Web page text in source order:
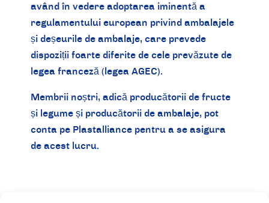
având în vedere adoptarea iminentă a
regulamentului european privind ambalajele
și deșeurile de ambalaje, care prevede
dispoziții foarte diferite de cele prevăzute de
legea franceză (legea AGEC).
Membrii noștri, adică producătorii de fructe
și legume și producătorii de ambalaje, pot
conta pe Plastalliance pentru a se asigura
de acest lucru.